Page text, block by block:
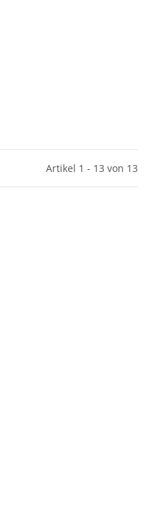
Artikel 1 - 13 von 13